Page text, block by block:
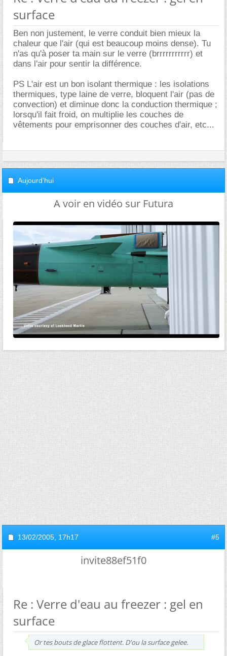
surface
Ben non justement, le verre conduit bien mieux la
chaleur que l'air (qui est beaucoup moins dense). Tu
n'as qu'à poser ta main sur le verre (brrrrrrrrrrr) et
dans l'air pour sentir la différence.
PS L'air est un bon isolant thermique : les isolations
thermiques, type laine de verre, bloquent l'air (pas de
convection) et diminue donc la conduction thermique ;
lorsqu'il fait froid, on multiplie les couches de
vêtements pour emprisonner des couches d'air, etc...
Aujourd'hui
A voir en vidéo sur Futura
13/02/2005, 17h17 #5
invite88ef51f0
Re : Verre d'eau au freezer : gel en
surface
Or tes bouts de glace flottent. D'ou la surface gelee.